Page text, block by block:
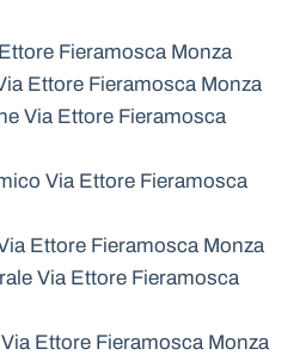
Fieramosca Monza
Ettore Fieramosca Monza
Via Ettore Fieramosca
Via Ettore Fieramosca
Ettore Fieramosca Monza
Via Ettore Fieramosca
Ettore Fieramosca Monza